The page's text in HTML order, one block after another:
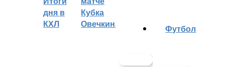
дня в
КХЛ
Кубка
Овечкина
Футбол